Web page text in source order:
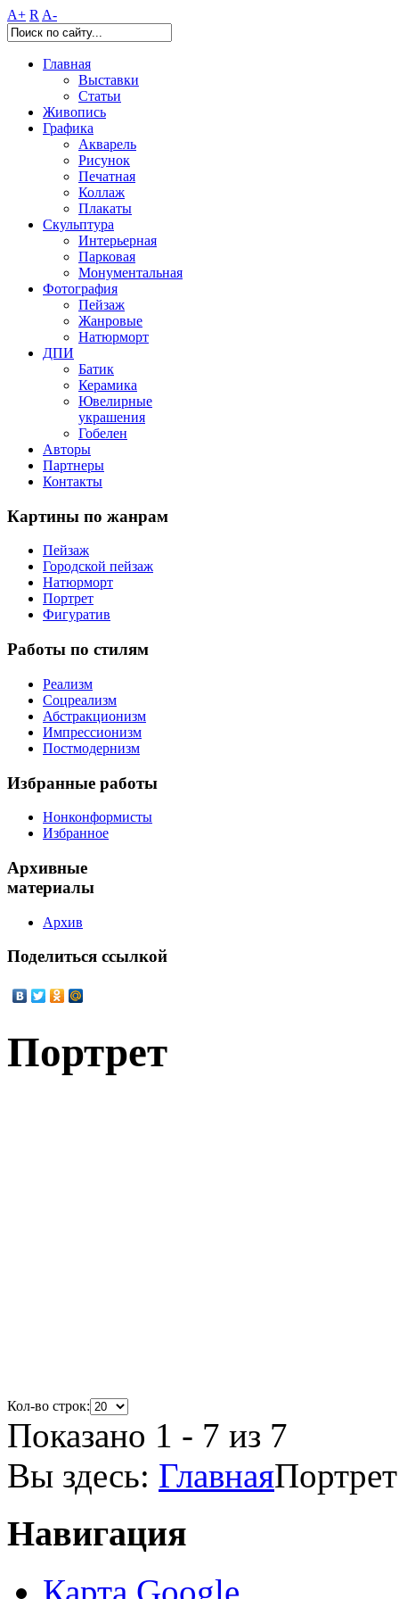
A+ R A-
Главная
Выставки
Статьи
Живопись
Графика
Акварель
Рисунок
Печатная
Коллаж
Плакаты
Скульптура
Интерьерная
Парковая
Монументальная
Фотография
Пейзаж
Жанровые
Натюрморт
ДПИ
Батик
Керамика
Ювелирные
украшения
Гобелен
Авторы
Партнеры
Контакты
Картины по жанрам
Пейзаж
Городской пейзаж
Натюрморт
Портрет
Фигуратив
Работы по стилям
Реализм
Соцреализм
Абстракционизм
Импрессионизм
Постмодернизм
Избранные работы
Нонконформисты
Избранное
Архивные
материалы
Архив
Поделиться ссылкой
Портрет
Кол-во строк:
Показано 1 - 7 из 7
Вы здесь: ГлавнаяПортрет
Навигация
Карта Google